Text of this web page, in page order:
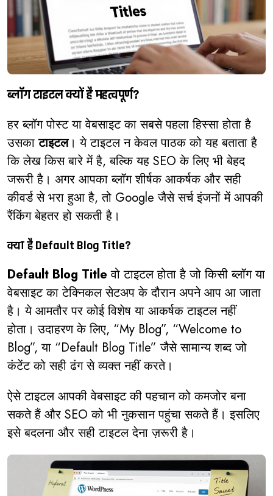
ब्लॉग टाइटल क्यों है महत्वपूर्ण?
हर ब्लॉग पोस्ट या वेबसाइट का सबसे पहला हिस्सा होता है
उसकाटाइटल। ये टाइटल न केवल पाठक को यह बताता है
कि लेख किस बारे में है, बल्कि यह SEO के लिए भी बेहद
जरूरी है। अगर आपका ब्लॉग शीर्षक आकर्षक और सही
कीवर्ड से भरा हुआ है, तो Google जैसे सर्च इंजनों में आपकी
रैंकिंग बेहतर हो सकती है।
क्या है Default Blog Title?
Default Blog Title वो टाइटल होता है जो किसी ब्लॉग या
वेबसाइट का टेक्निकल सेटअप के दौरान अपने आप आ जाता
है। ये आमतौर पर कोई विशेष या आकर्षक टाइटल नहीं
होता। उदाहरण के लिए, “My Blog”, “Welcome to
Blog”, या “Default Blog Title” जैसे सामान्य शब्द जो
कंटेंट को सही ढंग से व्यक्त नहीं करते।
ऐसे टाइटल आपकी वेबसाइट की पहचान को कमजोर बना
सकते हैं और SEO को भी नुकसान पहुंचा सकते हैं। इसलिए
इसे बदलना और सही टाइटल देना ज़रूरी है।